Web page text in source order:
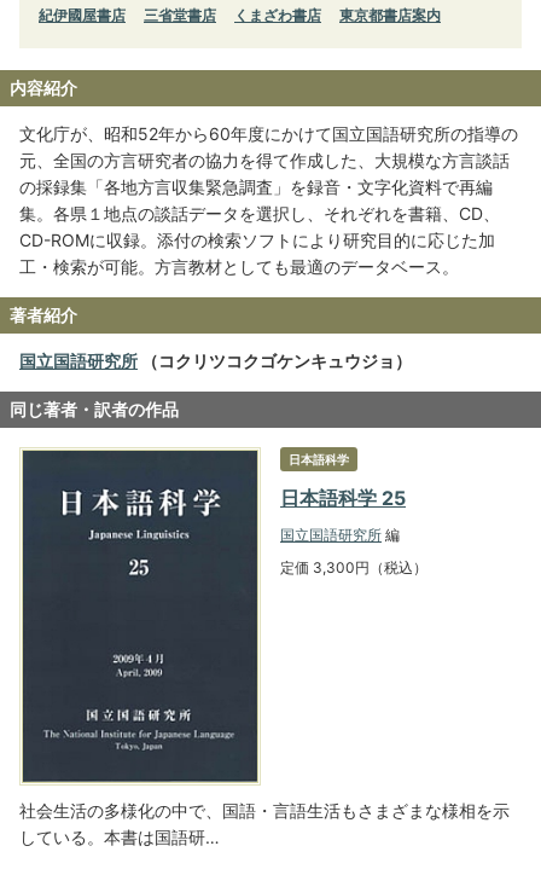
紀伊國屋書店 三省堂書店 くまざわ書店 東京都書店案内
内容紹介
文化庁が、昭和52年から60年度にかけて国立国語研究所の指導の
元、全国の方言研究者の協力を得て作成した、大規模な方言談話
の採録集「各地方言収集緊急調査」を録音・文字化資料で再編
集。各県１地点の談話データを選択し、それぞれを書籍、CD、
CD-ROMに収録。添付の検索ソフトにより研究目的に応じた加
工・検索が可能。方言教材としても最適のデータベース。
著者紹介
国立国語研究所 （コクリツコクゴケンキュウジョ）
同じ著者・訳者の作品
日本語科学
日本語科学 25
国立国語研究所 編
定価 3,300円（税込）
社会生活の多様化の中で、国語・言語生活もさまざまな様相を示
している。本書は国語研…